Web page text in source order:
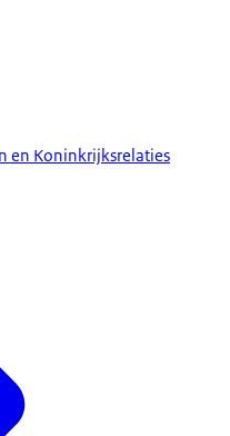
en Koninkrijksrelaties